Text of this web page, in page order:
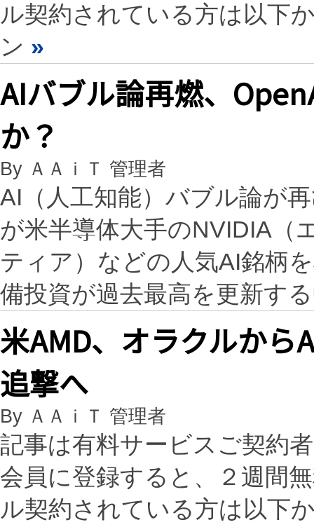
ル契約されている方は以下
ン »
AIバブル論再燃、
か？
By ＡＡｉＴ 管理者
AI（人工知能）バブル論が
が米半導体大手のNVIDIA（
ティア）などの人気AI銘柄
備投資が過去最高を更新す
米AMD、オラクルから
追撃へ
By ＡＡｉＴ 管理者
記事は有料サービスご契約
会員に登録すると、２週間
ル契約されている方は以下